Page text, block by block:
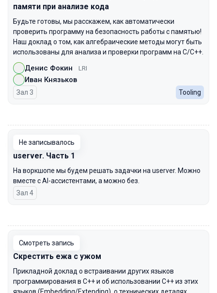
памяти при анализе кода
Будьте готовы, мы расскажем, как автоматически
проверить программу на безопасность работы с памятью!
Наш доклад о том, как алгебраические методы могут быть
использованы для анализа и проверки программ на C/C++.
Денис Фокин LRI
Иван Князьков
Зал 3 Tooling
Не записывалось
userver. Часть 1
На воркшопе мы будем решать задачки на userver. Можно
вместе с AI-ассистентами, а можно без.
Зал 4
Смотреть запись
Скрестить ежа с ужом
Прикладной доклад о встраивании других языков
программирования в C++ и об использовании C++ из этих